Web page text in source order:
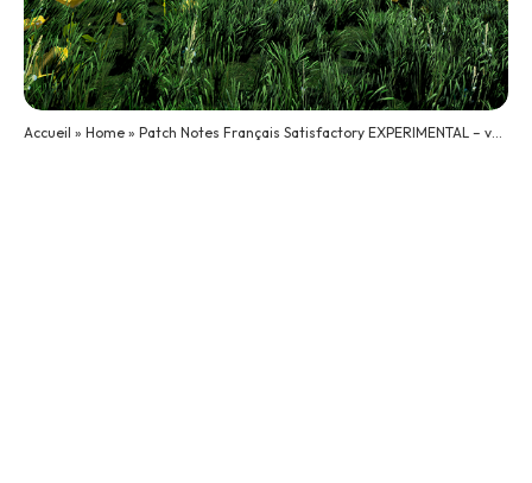
Accueil » Home » Patch Notes Français Satisfactory EXPERIMENTAL – v0.7.0.4 – Build 209551